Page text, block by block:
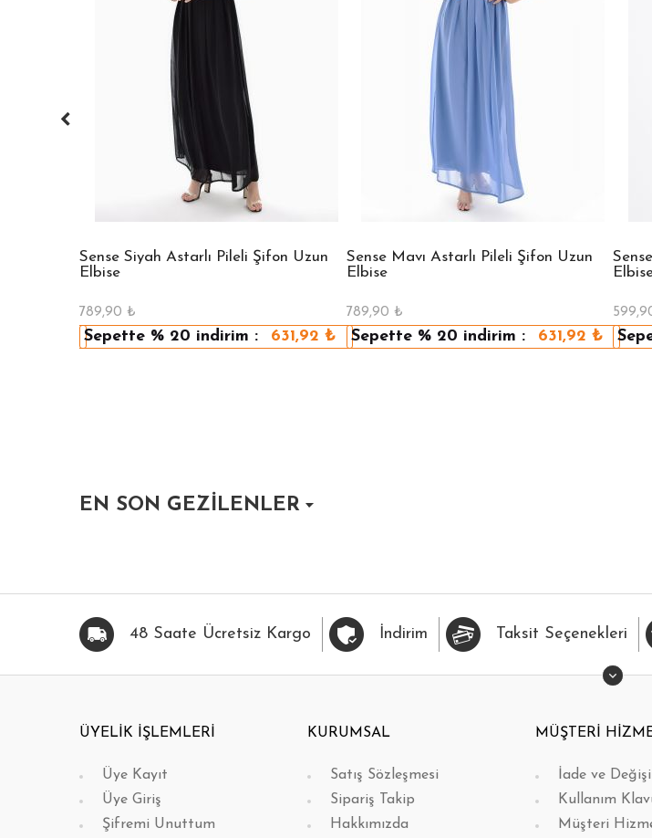
HIZLI BAK FAVORİLERİME EKLE HIZLI BAK
Sense Siyah Astarlı Pileli Şifon Uzun
Elbise
789,90 ₺
Sepette % 20 indirim : 631,92 ₺
FAVORİLERİME EKLE HIZLI BAK
Sense Mavı Astarlı Pileli Şifon Uzun
Elbise
789,90 ₺
Sepette % 20 indirim : 631,92 ₺
EN SON GEZİLENLER
48 Saate Ücretsiz Kargo İndirim Taksit Seçenekleri
ÜYELİK İŞLEMLERİ
Üye Kayıt
Üye Giriş
Şifremi Unuttum
KURUMSAL
Satış Sözleşmesi
Sipariş Takip
Hakkımızda
MÜŞTERİ
İade ve
Kullanım
Müşteri